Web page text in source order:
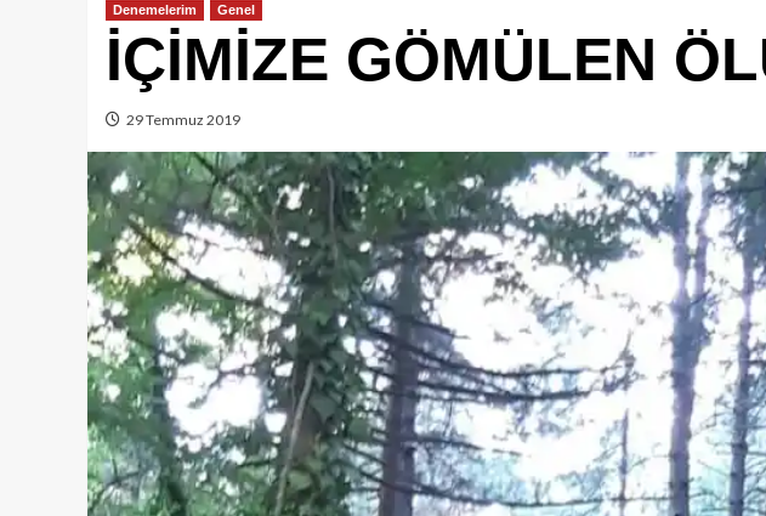
Denemelerim Genel
İÇİMİZE GÖMÜLEN
29 Temmuz 2019